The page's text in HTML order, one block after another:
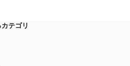
テゴリ